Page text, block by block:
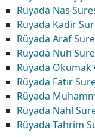
Rüyada Nas
Rüyada Kadir
Rüyada Araf
Rüyada Nuh
Rüyada
Rüyada Fatır
Rüyada
Rüyada Nahl
Rüyada Tahrim